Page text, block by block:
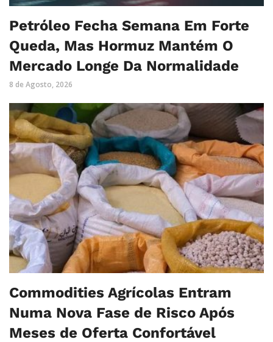
Petróleo Fecha Semana Em Forte
Queda, Mas Hormuz Mantém O
Mercado Longe Da Normalidade
8 de Agosto, 2026
Commodities Agrícolas Entram
Numa Nova Fase de Risco Após
Meses de Oferta Confortável